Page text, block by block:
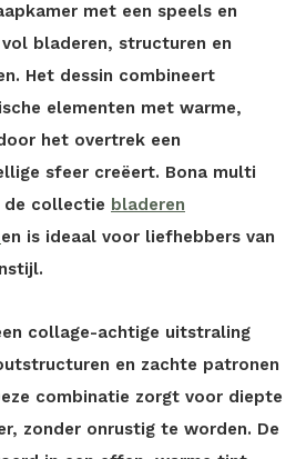
met een speels en
bladeren, structuren en
Het dessin combineert
elementen met warme,
het overtrek een
sfeer creëert. Bona multi
de collectie bladeren
en is ideaal voor liefhebbers van
collage-achtige uitstraling
en zachte patronen
combinatie zorgt voor diepte
zonder onrustig te worden. De